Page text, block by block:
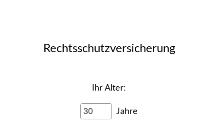
Rechts­schutz­ver­si­che­rung
Ihr Alter:
Jahre